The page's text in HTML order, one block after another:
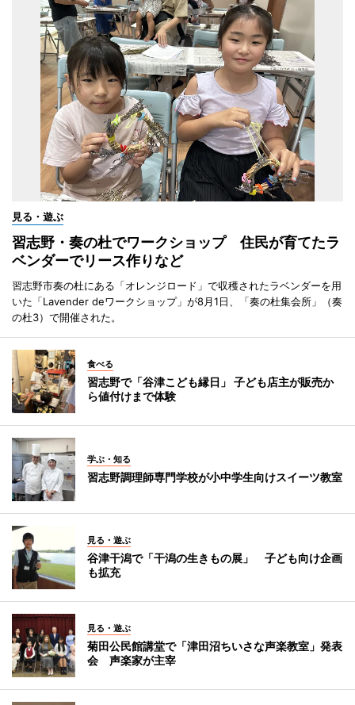
見る・遊ぶ
習志野・奏の杜でワークショップ 住民が育てたラ
ベンダーでリース作りなど
習志野市奏の杜にある「オレンジロード」で収穫されたラベンダーを用
いた「Lavender deワークショップ」が8月1日、「奏の杜集会所」（奏
の杜3）で開催された。
食べる
習志野で「谷津こども縁日」 子ども店主が販売か
ら値付けまで体験
学ぶ・知る
習志野調理師専門学校が小中学生向けスイーツ教室
見る・遊ぶ
谷津干潟で「干潟の生きもの展」 子ども向け企画
も拡充
見る・遊ぶ
菊田公民館講堂で「津田沼ちいさな声楽教室」発表
会 声楽家が主宰